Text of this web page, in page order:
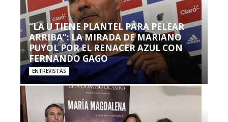
“LA U TIENE PLANTEL PARA PELEAR
ARRIBA”: LA MIRADA DE MARIANO
PUYOL POR EL RENACER AZUL CON
FERNANDO GAGO
ENTREVISTAS